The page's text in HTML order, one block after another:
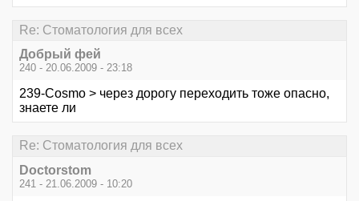
Re: Стоматология для всех
Добрый фей
240 - 20.06.2009 - 23:18
239-Cosmo > через дорогу переходить тоже опасно,
знаете ли
Re: Стоматология для всех
Doctorstom
241 - 21.06.2009 - 10:20